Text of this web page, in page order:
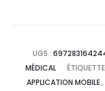
UGS :
MÉDICAL
APPLICATION MOBILE.,